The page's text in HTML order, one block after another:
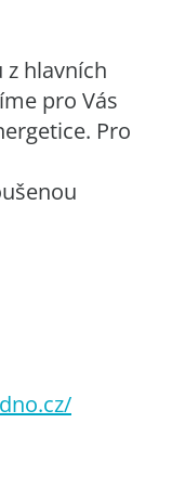
z hlavních
pro Vás
Pro